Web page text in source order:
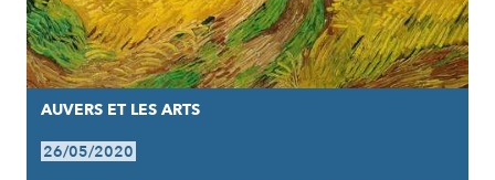
AUVERS ET LES ARTS
26/05/2020